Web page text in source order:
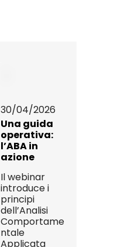
30/04/2026
Una guida
operativa:
l’ABA in
azione
Il webinar
introduce i
principi
dell’Analisi
Comportame
ntale
Applicata